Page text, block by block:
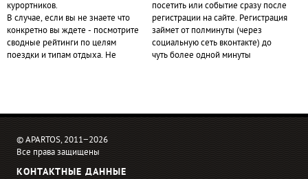
курортников.
В случае, если вы не знаете что
конкретно вы ждете - посмотрите
сводные рейтинги по целям
поездки и типам отдыха. Не
посетить или событие сразу после
регистрации на сайте. Регистрация
займет от полминуты (через
социальную сеть вконтакте) до
чуть более одной минуты
© APARTOS, 2011−2026
Все права защищены
КОНТАКТНЫЕ ДАННЫЕ